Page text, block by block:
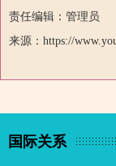
责任编辑：管理员
来源：https://
国际关系